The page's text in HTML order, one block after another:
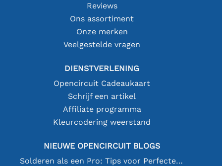
Reviews
Ons assortiment
Onze merken
Veelgestelde vragen
DIENSTVERLENING
Opencircuit Cadeaukaart
Schrijf een artikel
Affiliate programma
Kleurcodering weerstand
NIEUWE OPENCIRCUIT BLOGS
Solderen als een Pro: Tips voor Perfecte Elektronische Verbindingen